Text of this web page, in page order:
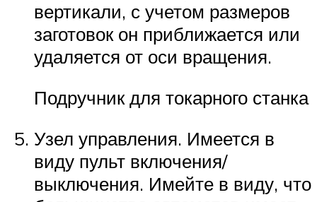
вертикали, с учетом размеров
заготовок он приближается или
удаляется от оси вращения.
Подручник для токарного станка
Узел управления. Имеется в
виду пульт включения/
выключения. Имейте в виду, что